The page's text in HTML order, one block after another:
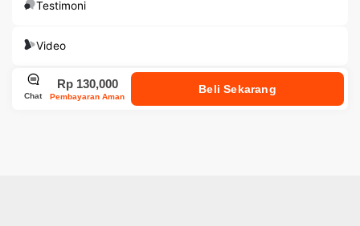
Testimoni
Video
Chat
Rp 130,000
Pembayaran Aman
Beli Sekarang